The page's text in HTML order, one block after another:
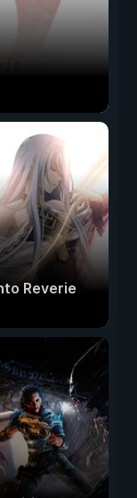
Reverie